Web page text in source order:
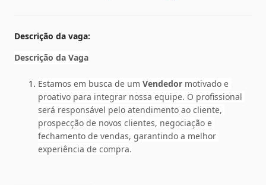
Descrição da vaga:
Descrição da Vaga
Estamos em busca de um Vendedor motivado e
proativo para integrar nossa equipe. O profissional
será responsável pelo atendimento ao cliente,
prospecção de novos clientes, negociação e
fechamento de vendas, garantindo a melhor
experiência de compra.